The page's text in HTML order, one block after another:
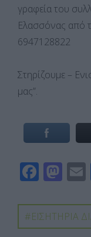
γραφεία του
Ελασσόνας από
6947128822
Στηρίζουμε –
μας”.
F
e
b
M
to
d
ΕΙΣΗΤΗΡΙΑ